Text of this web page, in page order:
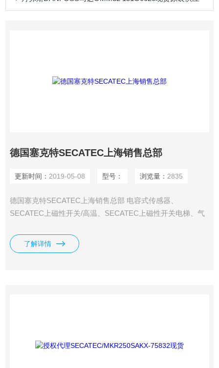
德国塞克特SECATEC上海销售总部
更新时间： 2019-05-08 型号： 浏览量： 2835
德国塞克特SECATEC上海销售总部 电容式传感器、
SECATEC上磁性开关/高温、SECATEC上磁性开关电梯、气
传感器。*德国塞克特SECATEC传感器
了解详情